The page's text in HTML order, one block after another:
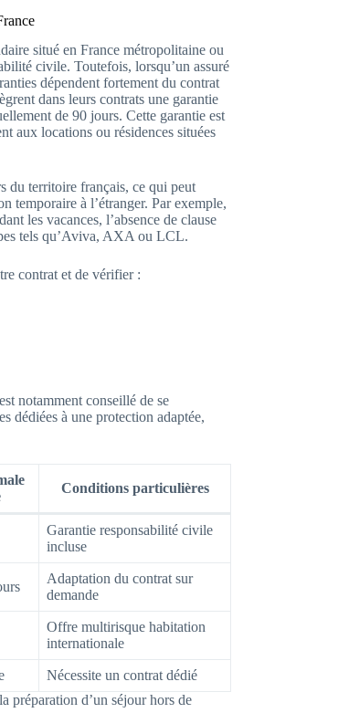
situé en France métropolitaine ou
civile. Toutefois, lorsqu’un assuré
dépendent fortement du contrat
dans leurs contrats une garantie
de 90 jours. Cette garantie est
aux locations ou résidences situées
du territoire français, ce qui peut
temporaire à l’étranger. Par exemple,
les vacances, l’absence de clause
tels qu’Aviva, AXA ou LCL.
contrat et de vérifier :
notamment conseillé de se
dédiées à une protection adaptée,
Conditions particulières
Garantie responsabilité civile
incluse
Adaptation du contrat sur
demande
Offre multirisque habitation
internationale
Nécessite un contrat dédié
préparation d’un séjour hors de